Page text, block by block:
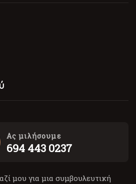
Ας μιλήσουμε
694 443 0237
μου για μια συμβουλευτική